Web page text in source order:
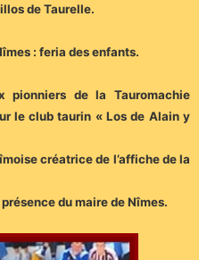
de Taurelle.
: feria des enfants.
de la Tauromachie
le club taurin « Los de Alain y
créatrice de l’affiche de la
du maire de Nîmes.